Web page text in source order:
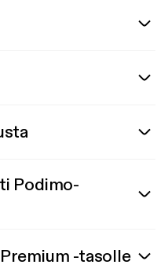
Podimo-
-tasolle